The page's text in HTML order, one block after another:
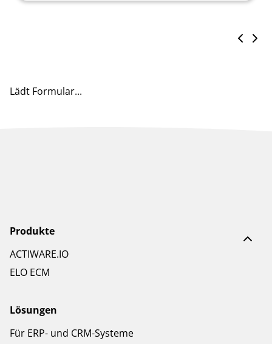
Lädt Formular...
Produkte
ACTIWARE.IO
ELO ECM
Lösungen
Für ERP- und CRM-Systeme